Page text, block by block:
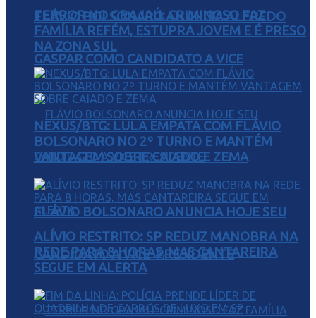
FLÁVIO BOLSONARO ANUNCIA ALFREDO
GASPAR COMO CANDIDATO A VICE
FLÁVIO BOLSONARO ANUNCIA HOJE SEU
CANDIDATO A VICE-PRESIDENTE
TERROR NO GRAJAÚ: CRIMINOSO FAZ
FAMÍLIA REFÉM, ESTUPRA JOVEM E É PRESO
NA ZONA SUL
NEXUS/BTG: LULA EMPATA COM FLÁVIO
BOLSONARO NO 2º TURNO E MANTÉM
VANTAGEM SOBRE CAIADO E ZEMA
ALÍVIO RESTRITO: SP REDUZ MANOBRA NA
REDE PARA 8 HORAS, MAS CANTAREIRA
SEGUE EM ALERTA